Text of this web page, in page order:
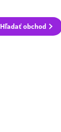
Hľadať obchod